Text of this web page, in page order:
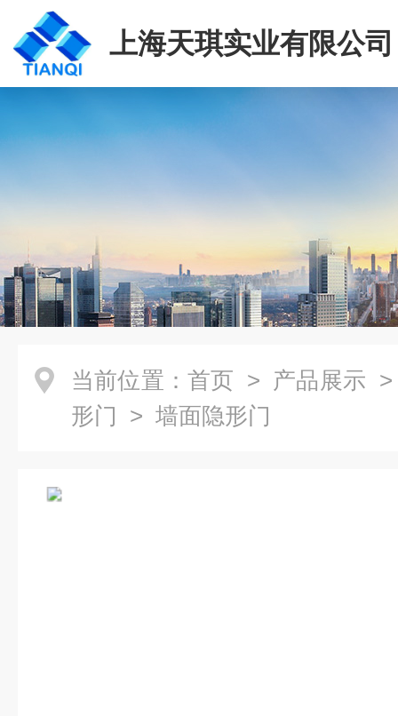
上海天琪实业有限公司
当前位置： 首页 > 产品展示
形门 > 墙面隐形门